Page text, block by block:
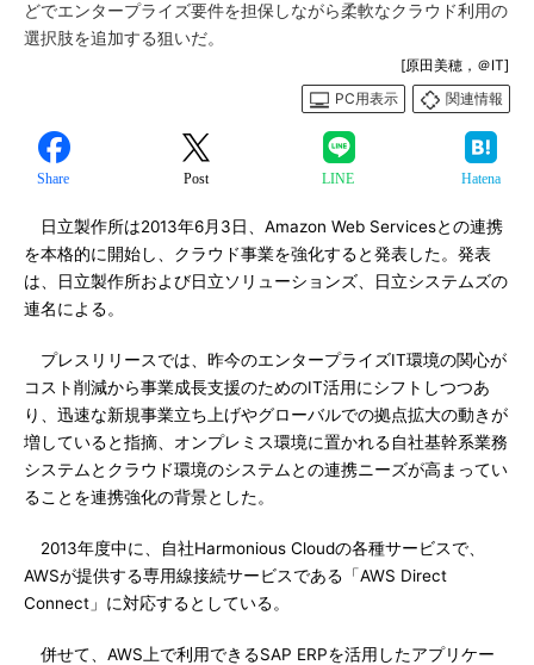
どでエンタープライズ要件を担保しながら柔軟なクラウド利用の
選択肢を追加する狙いだ。
[原田美穂，＠IT]
PC用表示
関連情報
Share Post LINE Hatena
日立製作所は2013年6月3日、Amazon Web Servicesとの連携
を本格的に開始し、クラウド事業を強化すると発表した。発表
は、日立製作所および日立ソリューションズ、日立システムズの
連名による。
プレスリリースでは、昨今のエンタープライズIT環境の関心が
コスト削減から事業成長支援のためのIT活用にシフトしつつあ
り、迅速な新規事業立ち上げやグローバルでの拠点拡大の動きが
増していると指摘、オンプレミス環境に置かれる自社基幹系業務
システムとクラウド環境のシステムとの連携ニーズが高まってい
ることを連携強化の背景とした。
2013年度中に、自社Harmonious Cloudの各種サービスで、
AWSが提供する専用線接続サービスである「AWS Direct
Connect」に対応するとしている。
併せて、AWS上で利用できるSAP ERPを活用したアプリケー